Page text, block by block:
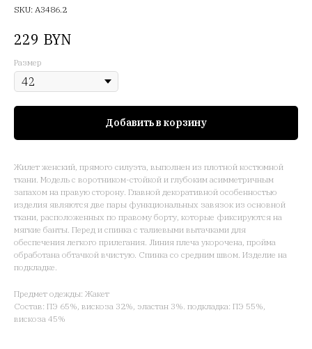
SKU: A3486.2
229 BYN
Размер
Добавить в корзину
Жилет женский, прямого силуэта, выполнен из плотной костюмной
ткани. Модель с воротником-стойкой и глубоким асимметричным
запахом на правую сторону. Главной декоративной особенностью
изделия являются две пары функциональных завязок из основной
ткани, расположенных по правому борту, которые фиксируются на
мягкие банты. Перед и спинка с талиевыми вытачками для
обеспечения легкого прилегания. Линия плеча укорочена, пройма
обработана обтачкой вчистую. Спинка со средним швом. Изделие на
подкладке.
Предмет одежды: Жакет
Состав: ПЭ 65%, вискоза 32%, эластан 3%. подкладка: ПЭ 55%,
вискоза 45%